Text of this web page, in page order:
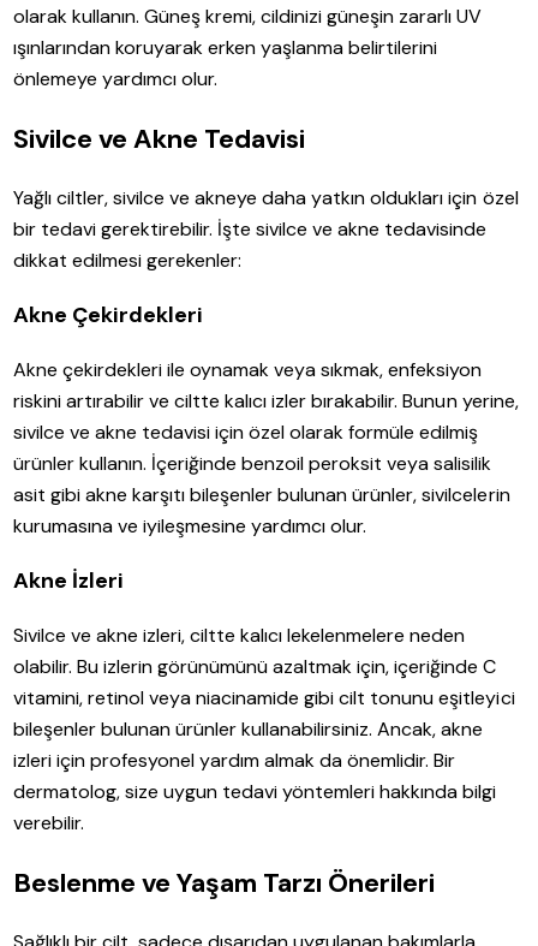
olarak kullanın. Güneş kremi, cildinizi güneşin zararlı UV
ışınlarından koruyarak erken yaşlanma belirtilerini
önlemeye yardımcı olur.
Sivilce ve Akne Tedavisi
Yağlı ciltler, sivilce ve akneye daha yatkın oldukları için özel
bir tedavi gerektirebilir. İşte sivilce ve akne tedavisinde
dikkat edilmesi gerekenler:
Akne Çekirdekleri
Akne çekirdekleri ile oynamak veya sıkmak, enfeksiyon
riskini artırabilir ve ciltte kalıcı izler bırakabilir. Bunun yerine,
sivilce ve akne tedavisi için özel olarak formüle edilmiş
ürünler kullanın. İçeriğinde benzoil peroksit veya salisilik
asit gibi akne karşıtı bileşenler bulunan ürünler, sivilcelerin
kurumasına ve iyileşmesine yardımcı olur.
Akne İzleri
Sivilce ve akne izleri, ciltte kalıcı lekelenmelere neden
olabilir. Bu izlerin görünümünü azaltmak için, içeriğinde C
vitamini, retinol veya niacinamide gibi cilt tonunu eşitleyici
bileşenler bulunan ürünler kullanabilirsiniz. Ancak, akne
izleri için profesyonel yardım almak da önemlidir. Bir
dermatolog, size uygun tedavi yöntemleri hakkında bilgi
verebilir.
Beslenme ve Yaşam Tarzı Önerileri